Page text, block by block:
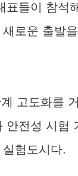
표들이 참석
로운 출발
고도화를
안전성 시험
험도시다.